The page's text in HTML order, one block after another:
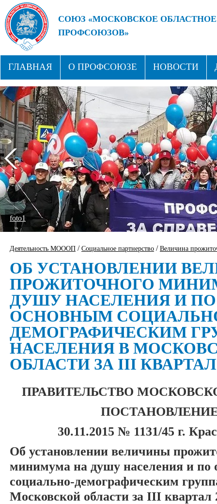
СОЮЗ «МОСКОВСКОЕ
ПРОФСОЮЗОВ»
ГЛАВНАЯ О ПРОФСОЮЗЕ НОВОСТИ
СТРУКТУРА ПРОФСОЮЗНЫЕ ЗДРАВНИЦЫ
foto1
Деятельность МОООП / Социальное партнерство / Величина
ОБ УСТАНОВЛЕНИИ
ПРОЖИТОЧНОГО
ДУШУ НАСЕЛЕНИЯ И ПО
ОСНОВНЫМ
ДЕМОГРАФИЧЕСКИМ
НАСЕЛЕНИЯ В
ОБЛАСТИ ЗА III КВАРТАЛ
ПРАВИТЕЛЬСТВО
30.11.2015 № 1131/45 г.
Об установлении величины
минимума на душу населения и по
социально-демографическим
Московской области за III квартал